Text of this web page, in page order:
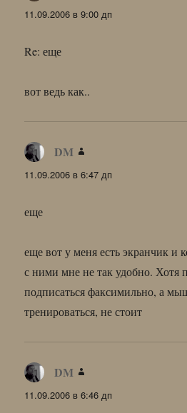
11.09.2006 в 9:00 дп
Re: еще
вот ведь как..
DM
11.09.2006 в 6:47 дп
еще
еще вот у меня есть экранчик и
с ними мне не так удобно. Хотя
подписаться факсимильно, а
тренироваться, не стоит
DM
11.09.2006 в 6:46 дп